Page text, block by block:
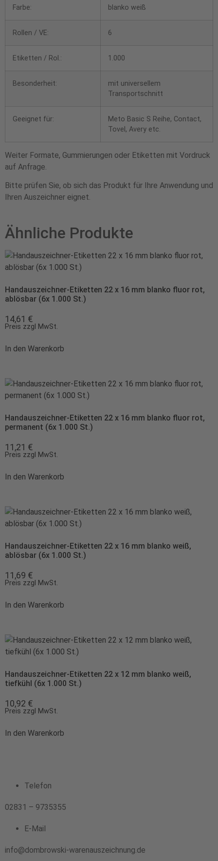
Farbe: blanko weiß
Rollen / VE: 6
Etiketten / Rol.: 1.000
Besonderheit:
mit universellem
Transportschnitt
Geeignet für:
Meto Basic S Reihe, Contact,
Tovel, Avery etc.
Weiter Formate, Gummierungen oder Etiketten mit Vordruck
auf Anfrage.
Bitte prüfen Sie, ob sich das Produkt für Ihre Anwendung und
Ihren Auszeichner eignet.
Ähnliche Produkte
Handauszeichner-Etiketten 22 x 16 mm blanko fluor rot,
ablösbar (6x 1.000 St.)
14,61 €
Preis zzgl MwSt.
In den Warenkorb
Handauszeichner-Etiketten 22 x 16 mm blanko fluor rot,
permanent (6x 1.000 St.)
11,21 €
Preis zzgl MwSt.
In den Warenkorb
Handauszeichner-Etiketten 22 x 16 mm blanko weiß,
ablösbar (6x 1.000 St.)
11,69 €
Preis zzgl MwSt.
In den Warenkorb
Handauszeichner-Etiketten 22 x 12 mm blanko weiß,
tiefkühl (6x 1.000 St.)
10,92 €
Preis zzgl MwSt.
In den Warenkorb
Telefon
02831 – 9735355
E-Mail
info@dombrowski-warenauszeichnung.de